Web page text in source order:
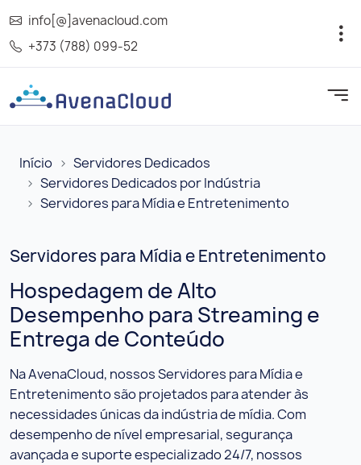
info[@]avenacloud.com
+373 (788) 099-52
Início
Servidores Dedicados
Servidores Dedicados por Indústria
Servidores para Mídia e Entretenimento
Servidores para Mídia e Entretenimento
Hospedagem de Alto
Desempenho para Streaming e
Entrega de Conteúdo
Na AvenaCloud, nossos Servidores para Mídia e
Entretenimento são projetados para atender às
necessidades únicas da indústria de mídia. Com
desempenho de nível empresarial, segurança
avançada e suporte especializado 24/7, nossos